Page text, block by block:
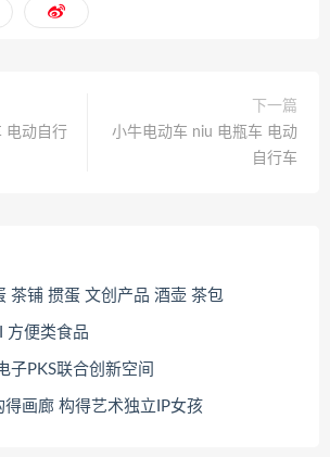
电动自行
下一篇
小牛电动车 niu 电瓶车 电动
自行车
茶铺 掼蛋 文创产品 酒壶 茶包
方便类食品
子PKS联合创新空间
得画廊 构得艺术独立IP女孩